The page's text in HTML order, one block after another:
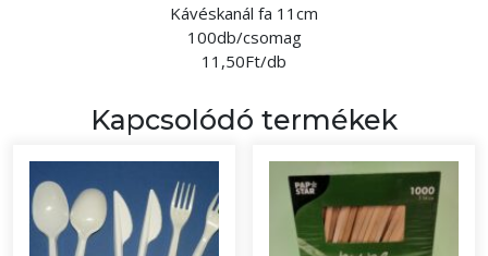
Kávéskanál fa 11cm
100db/csomag
11,50Ft/db
Kapcsolódó termékek